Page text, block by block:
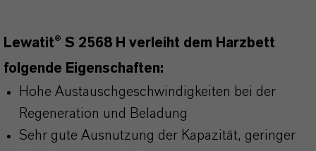
Lewatit® S 2568 H verleiht dem Harzbett
folgende Eigenschaften:
Hohe Austauschgeschwindigkeiten bei der
Regeneration und Beladung
Sehr gute Ausnutzung der Kapazität, geringer